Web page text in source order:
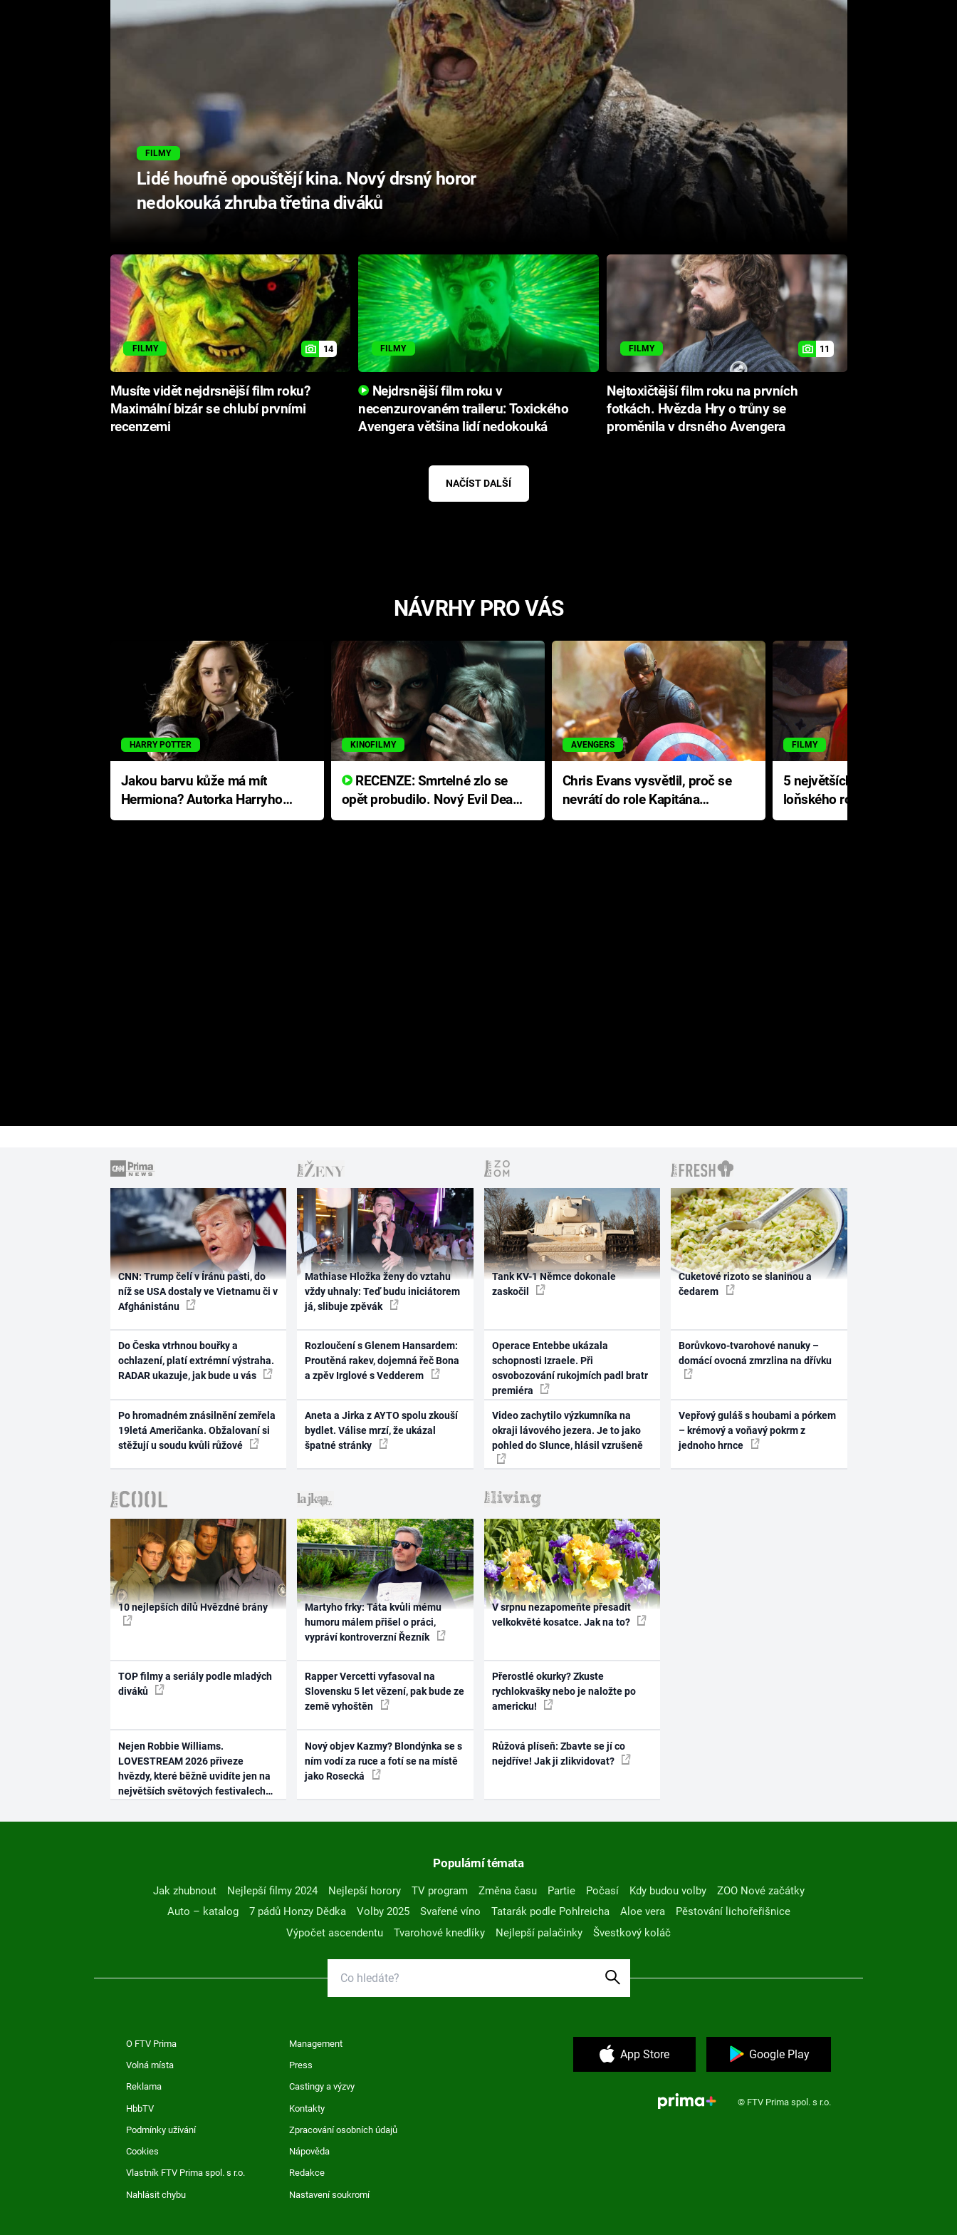
FILMY
Lidé houfně opouštějí kina. Nový drsný horor
nedokouká zhruba třetina diváků
FILMY 14
Musíte vidět nejdrsnější film roku?
Maximální bizár se chlubí prvními
recenzemi
FILMY
Nejdrsnější film roku v
necenzurovaném traileru: Toxického
Avengera většina lidí nedokouká
FILMY 11
Nejtoxičtější film roku na prvních
fotkách. Hvězda Hry o trůny se
proměnila v drsného Avengera
NAČÍST DALŠÍ
NÁVRHY PRO VÁS
HARRY POTTER
Jakou barvu kůže má mít
Hermiona? Autorka Harryho
Pottera přišla s ráznou
KINOFILMY
RECENZE: Smrtelné zlo se
opět probudilo. Nový Evil Dead
přichází s neodolatelnou
AVENGERS
Chris Evans vysvětlil, proč se
nevrátí do role Kapitána
Ameriky
FILMY
5 největších propadáků
loňského roku: Disney na
jediné katastrofě prodělal 200
CNN: Trump čelí v Íránu pasti, do
níž se USA dostaly ve Vietnamu či v
Afghánistánu
Do Česka vtrhnou bouřky a
ochlazení, platí extrémní výstraha.
RADAR ukazuje, jak bude u vás
Po hromadném znásilnění zemřela
19letá Američanka. Obžalovaní si
stěžují u soudu kvůli růžové
Mathiase Hložka ženy do vztahu
vždy uhnaly: Teď budu iniciátorem
já, slibuje zpěvák
Rozloučení s Glenem Hansardem:
Proutěná rakev, dojemná řeč Bona
a zpěv Irglové s Vedderem
Aneta a Jirka z AYTO spolu zkouší
bydlet. Válise mrzí, že ukázal
špatné stránky
Tank KV-1 Němce dokonale
zaskočil
Operace Entebbe ukázala
schopnosti Izraele. Při
osvobozování rukojmích padl bratr
premiéra
Video zachytilo výzkumníka na
okraji lávového jezera. Je to jako
pohled do Slunce, hlásil vzrušeně
Cuketové rizoto se slaninou a
čedarem
Borůvkovo-tvarohové nanuky –
domácí ovocná zmrzlina na dřívku
Vepřový guláš s houbami a pórkem
– krémový a voňavý pokrm z
jednoho hrnce
10 nejlepších dílů Hvězdné brány
TOP filmy a seriály podle mladých
diváků
Nejen Robbie Williams.
LOVESTREAM 2026 přiveze
hvězdy, které běžně uvidíte jen na
největších světových festivalech
Martyho frky: Táta kvůli mému
humoru málem přišel o práci,
vypráví kontroverzní Řezník
Rapper Vercetti vyfasoval na
Slovensku 5 let vězení, pak bude ze
země vyhoštěn
Nový objev Kazmy? Blondýnka se s
ním vodí za ruce a fotí se na místě
jako Rosecká
V srpnu nezapomeňte přesadit
velkokvěté kosatce. Jak na to?
Přerostlé okurky? Zkuste
rychlokvašky nebo je naložte po
americku!
Růžová plíseň: Zbavte se jí co
nejdříve! Jak ji zlikvidovat?
Populární témata
Jak zhubnout Nejlepší filmy 2024 Nejlepší horory TV program Změna času Partie Počasí Kdy budou volby
ZOO Nové začátky
Auto – katalog
7 pádů Honzy Dědka Volby 2025 Svařené víno Tatarák podle Pohlreicha Aloe vera
Pěstování lichořeřišnice
Výpočet ascendentu
Tvarohové knedlíky Nejlepší palačinky Švestkový koláč
O FTV Prima Management
Volná místa Press
Reklama Castingy a výzvy
HbbTV Kontakty
Podmínky užívání Zpracování osobních údajů
Cookies Nápověda
Vlastník FTV Prima spol. s r.o. Redakce
Nahlásit chybu Nastavení soukromí
App Store Google Play
© FTV Prima spol. s r.o.